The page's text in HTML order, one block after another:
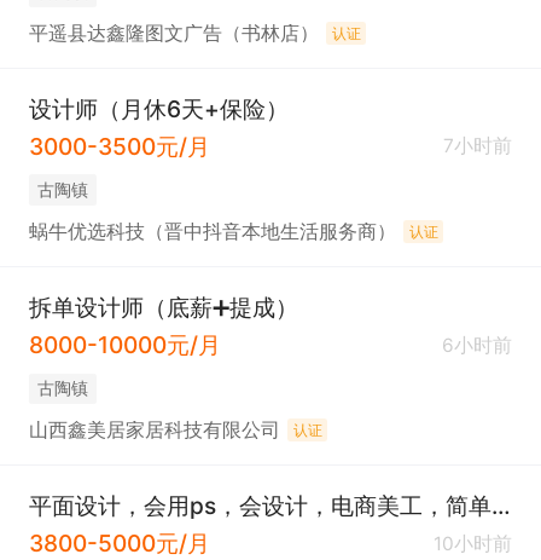
平遥县达鑫隆图文广告（书林店） 认证
设计师（月休6天+保险）
3000-3500元/月
7小时前
古陶镇
蜗牛优选科技（晋中抖音本地生活服务商） 认证
拆单设计师（底薪➕提成）
8000-10000元/月
6小时前
古陶镇
山西鑫美居家居科技有限公司 认证
平面设计，会用ps，会设计，电商美工，简单容易上手
3800-5000元/月
10小时前